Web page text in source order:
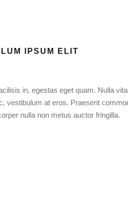
IPSUM ELIT
in, egestas eget quam. Nulla
vestibulum at eros. Praesent
nulla non metus auctor fringilla.